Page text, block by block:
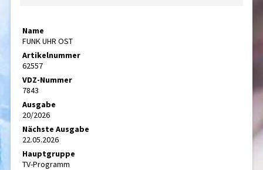
Name
FUNK UHR OST
Artikelnummer
62557
VDZ-Nummer
7843
Ausgabe
20/2026
Nächste Ausgabe
22.05.2026
Hauptgruppe
TV-Programm